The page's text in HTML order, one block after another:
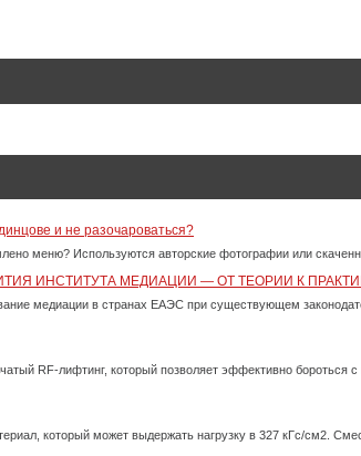
и не разочароваться?
меню? Используются авторские фотографии или
ИНСТИТУТА МЕДИАЦИИ — ОТ ТЕОРИИ К
медиации в странах ЕАЭС при существующем
RF-лифтинг, который позволяет эффективно бороться
который может выдержать нагрузку в 327 кГс/см2.